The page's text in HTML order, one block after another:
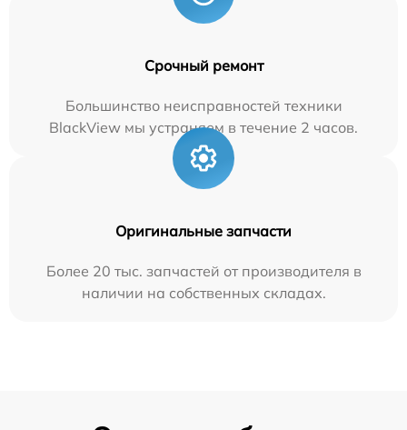
Срочный ремонт
Большинство неисправностей техники
BlackView мы устраняем в течение 2 часов.
Оригинальные запчасти
Более 20 тыс. запчастей от производителя в
наличии на собственных складах.